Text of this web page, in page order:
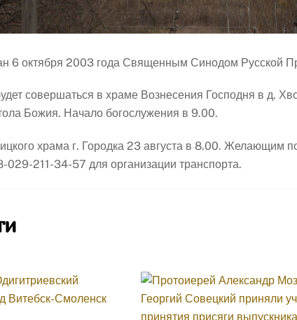
6 октября 2003 года Священным Синодом Русской
совершаться в храме Вознесения Господня в д.
Божия. Начало богослужения в 9.00.
храма г. Городка 23 августа в 8.00. Желающим
029-211-34-57 для организации транспорта.